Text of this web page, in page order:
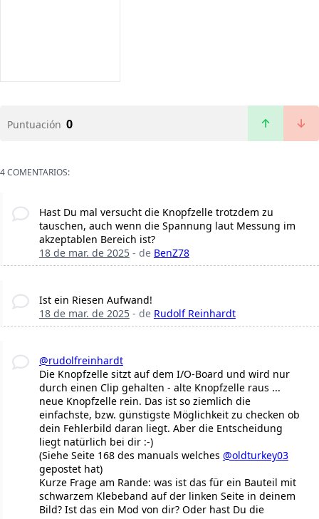
Puntuación 0
4 COMENTARIOS:
Hast Du mal versucht die Knopfzelle trotzdem zu
tauschen, auch wenn die Spannung laut Messung im
akzeptablen Bereich ist?
18 de mar. de 2025- de BenZ78
Ist ein Riesen Aufwand!
18 de mar. de 2025- de Rudolf Reinhardt
@rudolfreinhardt
Die Knopfzelle sitzt auf dem I/O-Board und wird nur
durch einen Clip gehalten - alte Knopfzelle raus ...
neue Knopfzelle rein. Das ist so ziemlich die
einfachste, bzw. günstigste Möglichkeit zu checken ob
dein Fehlerbild daran liegt. Aber die Entscheidung
liegt natürlich bei dir :-)
(Siehe Seite 168 des manuals welches @oldturkey03
gepostet hat)
Kurze Frage am Rande: was ist das für ein Bauteil mit
schwarzem Klebeband auf der linken Seite in deinem
Bild? Ist das ein Mod von dir? Oder hast Du die